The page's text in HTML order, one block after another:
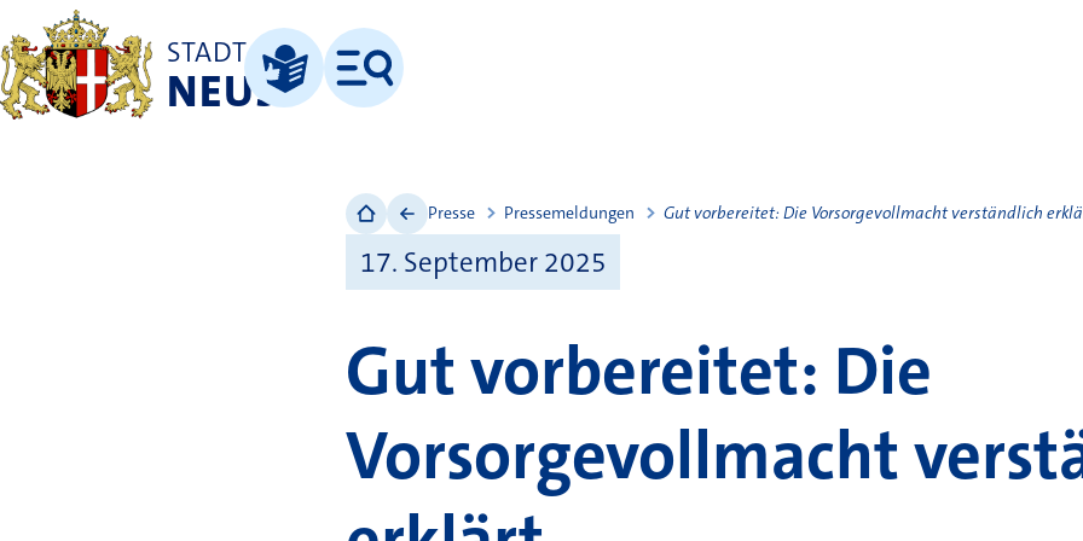
STADT
NEUSSLeichte Sprache
Menü
Presse Pressemeldungen Gut vorbereitet: Die Vorsorgevollmacht verständlich
17. September 2025
Gut vorbereitet: Die
Vorsorgevollmacht